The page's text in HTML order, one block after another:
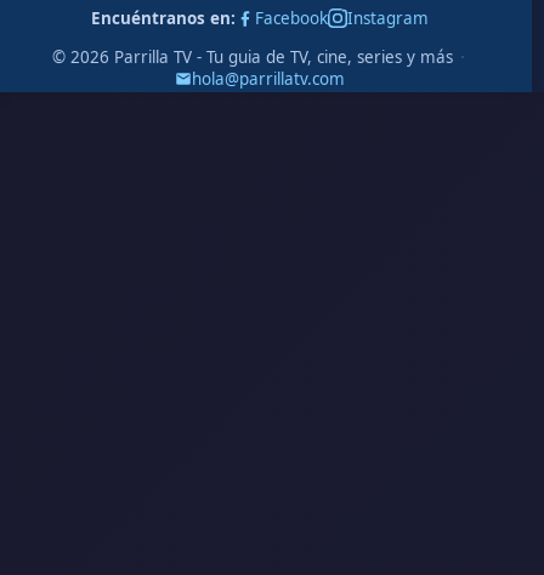
Encuéntranos en:
Facebook
Instagram
© 2026 Parrilla TV - Tu guia de TV, cine, series y más ·
hola@parrillatv.com